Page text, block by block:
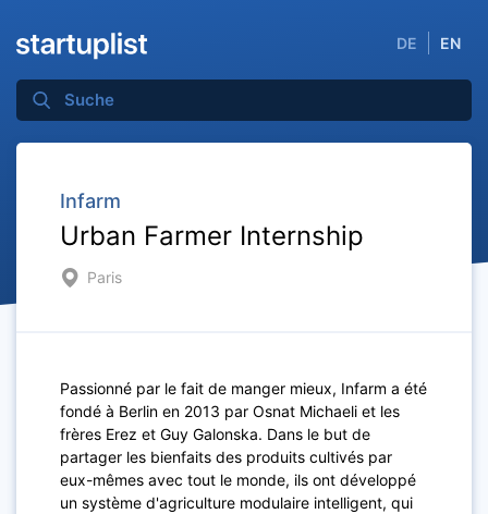
DE EN
Infarm
Urban Farmer Internship
Paris
Passionné par le fait de manger mieux, Infarm a été
fondé à Berlin en 2013 par Osnat Michaeli et les
frères Erez et Guy Galonska. Dans le but de
partager les bienfaits des produits cultivés par
eux-mêmes avec tout le monde, ils ont développé
un système d'agriculture modulaire intelligent, qui